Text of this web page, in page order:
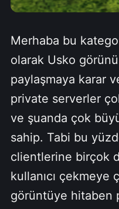
Merhaba bu
olarak Usko
paylaşmaya karar
private serverler
ve şuanda çok
sahip. Tabi bu
clientlerine birçok
kullanıcı çekmeye
görüntüye hitaben